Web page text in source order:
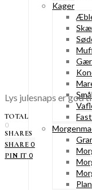
Kager
Lys julesnaps er god
TOTAL
0
SHARES
SHARE 0
PIN IT 0